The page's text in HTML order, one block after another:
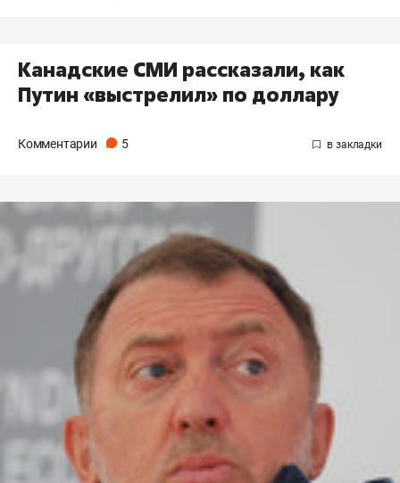
Канадские СМИ рассказали, как
Путин «выстрелил» по доллару
Комментарии 5